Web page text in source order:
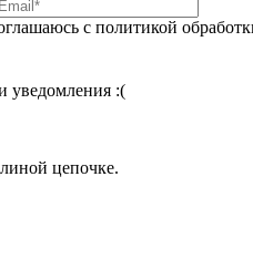
с политикой
уведомления :(
цепочке.